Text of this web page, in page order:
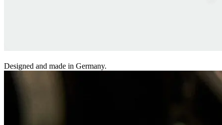
Designed and made in Germany.